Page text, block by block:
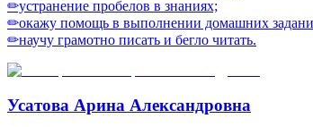
✏устранение пробелов в знаниях;
✏окажу помощь в выполнении дoмaшних
✏научу грамотно писать и бегло читать.
Усатова Арина Александровна